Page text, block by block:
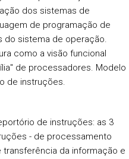
dos sistemas de
de programação de
do sistema de operação.
como a visão funcional
de processadores. Modelo
de instruções.
de instruções: as 3
- de processamento
da informação e